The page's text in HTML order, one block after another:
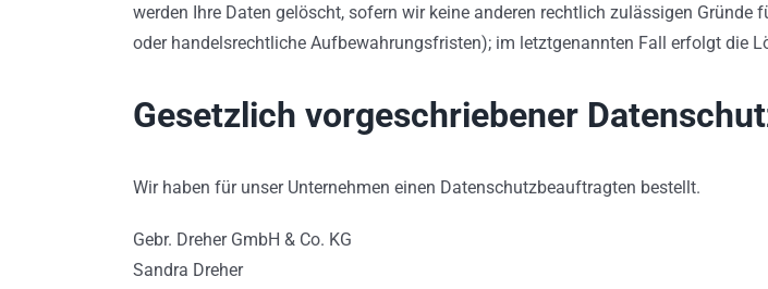
werden Ihre Daten gelöscht, sofern wir keine anderen rechtlich zulässigen Gründe
oder handelsrechtliche Aufbewahrungsfristen); im letztgenannten Fall erfolgt die
Gesetzlich vorgeschriebener
Wir haben für unser Unternehmen einen Datenschutzbeauftragten bestellt.
Gebr. Dreher GmbH & Co. KG
Sandra Dreher